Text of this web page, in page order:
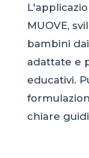
MUOVE,
bambini
adattate e
educativi.
chiare